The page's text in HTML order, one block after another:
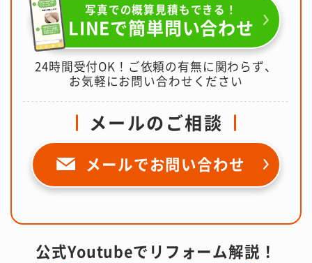
写真での概算見積もできる！
LINEで簡単問い合わせ
24時間受付OK！ご依頼の有無に関わらず、
お気軽にお問い合わせください
メールのご相談
メールでお問い合わせ
公式Youtubeでリフォーム解説！